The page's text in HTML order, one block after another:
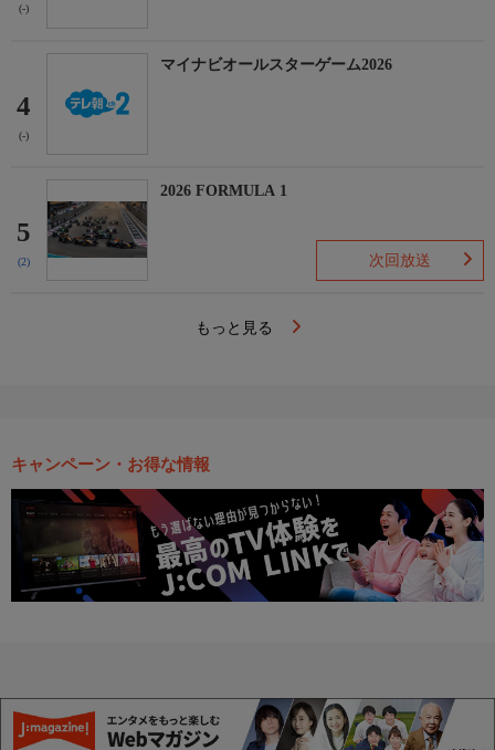
(-)
4
(-)
マイナビオールスターゲーム2026
5
(2)
2026 FORMULA 1
次回放送
もっと見る
キャンペーン・お得な情報